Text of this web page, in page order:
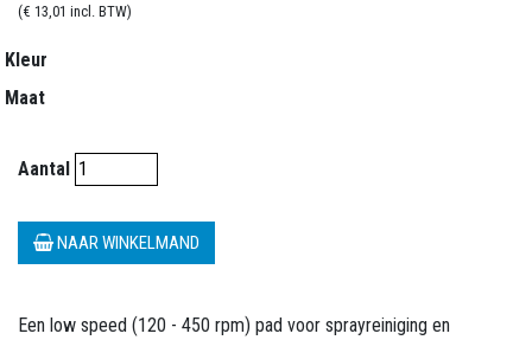
(€ 13,01 incl. BTW)
Kleur
Maat
Aantal
NAAR WINKELMAND
Een low speed (120 - 450 rpm) pad voor sprayreiniging en